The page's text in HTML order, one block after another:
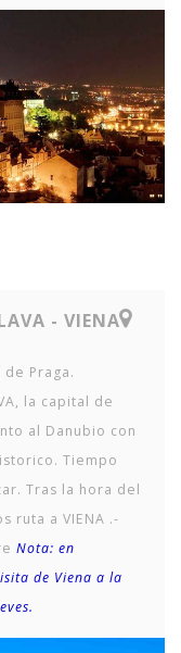
- VIENA
Praga.
la capital de
al Danubio con
Tiempo
Tras la hora del
ruta a VIENA .-
Nota: en
de Viena a la
.